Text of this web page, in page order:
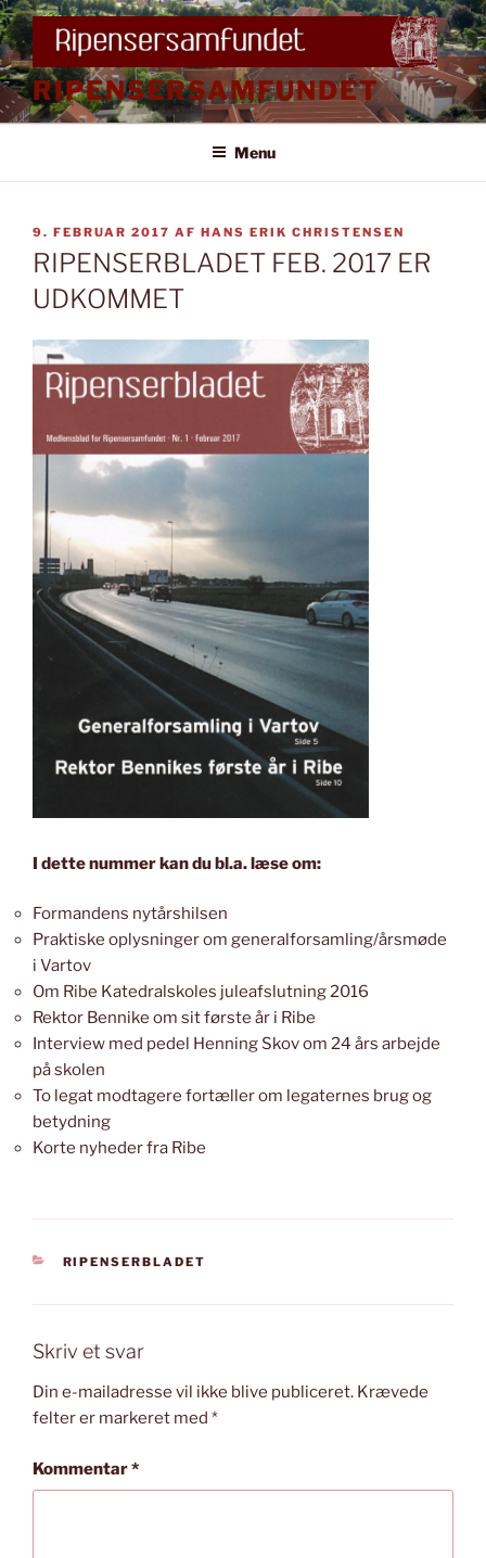
Videre
til
indhold
RIPENSERSAMFUNDET
Menu
UDGIVET
DEN
9. FEBRUAR 2017 AF HANS ERIK CHRISTENSEN
RIPENSERBLADET FEB. 2017 ER
UDKOMMET
I dette nummer kan du bl.a. læse om:
Formandens nytårshilsen
Praktiske oplysninger om generalforsamling/årsmøde
i Vartov
Om Ribe Katedralskoles juleafslutning 2016
Rektor Bennike om sit første år i Ribe
Interview med pedel Henning Skov om 24 års arbejde
på skolen
To legat modtagere fortæller om legaternes brug og
betydning
Korte nyheder fra Ribe
KATEGORIER
RIPENSERBLADET
Skriv et svar
Din e-mailadresse vil ikke blive publiceret. Krævede
felter er markeret med *
Kommentar*